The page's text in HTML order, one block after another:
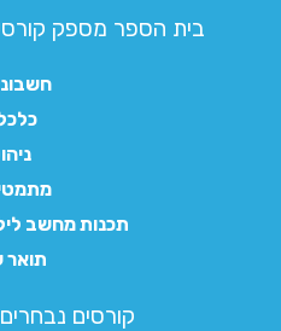
בית הספר מספק
תכנות מחשב
תואר
קורסים